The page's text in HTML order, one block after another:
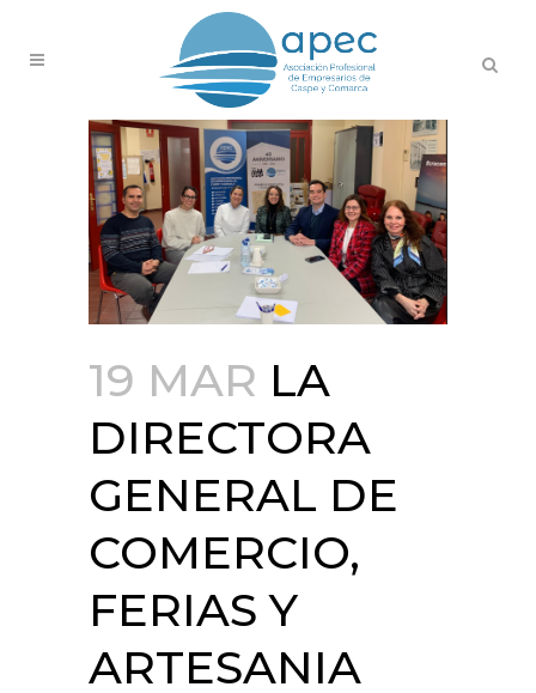
19 MAR LA
DIRECTORA
GENERAL DE
COMERCIO,
FERIAS Y
ARTESANIA